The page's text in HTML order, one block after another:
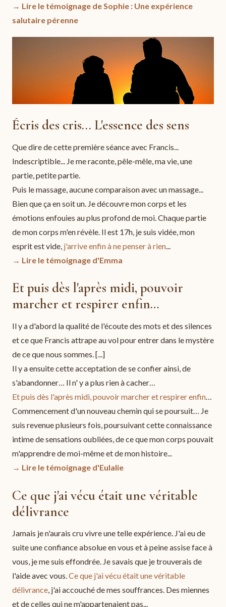
→ Lire le témoignage de Sophie : Une expérience
salutaire pérenne
Écris des cris... L'essence des sens
Que dire de cette première séance avec Francis...
Indescriptible... Je me raconte, pêle-mêle, ma vie, une
partie, petite partie.
Puis le massage, aucune comparaison avec un massage...
Bien que ça en soit un. Je découvre mon corps et les
émotions enfouies au plus profond de moi. Chaque partie
de mon corps m'en révèle. Il est 17h, je suis vidée, mon
esprit est vide, j'arrive enfin à ne penser à rien
→ Lire le témoignage d'Emma
Et puis dès l'après midi, pouvoir
marcher et respirer enfin…
Il y a d'abord la qualité de l'écoute des mots et des silences
et ce que Francis attrape au vol pour entrer dans le mystère
de ce que nous sommes. [...]
Il y a ensuite cette acceptation de se confier ainsi, de
s'abandonner… Il n' y a plus rien à cacher…
Et puis dès l'après midi, pouvoir marcher et respirer enfin…
Commencement d'un nouveau chemin qui se poursuit… Je
suis revenue plusieurs fois, poursuivant cette connaissance
intime de sensations oubliées, de ce que mon corps pouvait
m'apprendre de moi-même et de mon histoire...
→ Lire le témoignage d'Eulalie
Ce que j'ai vécu était une véritable
délivrance
Jamais je n'aurais cru vivre une telle expérience. J'ai eu de
suite une confiance absolue en vous et à peine assise face à
vous, je me suis effondrée. Je savais que je trouverais de
l'aide avec vous.Ce que j'ai vécu était une véritable
délivrance, j'ai accouché de mes souffrances. Des miennes
et de celles qui ne m'appartenaient pas...